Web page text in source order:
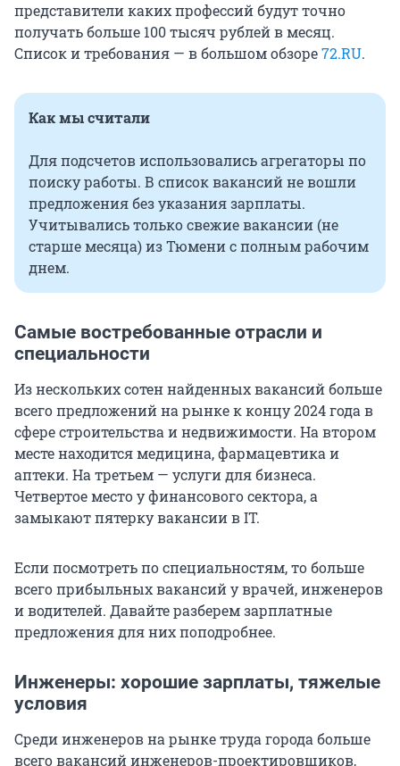
представители каких профессий будут точно
получать больше 100 тысяч рублей в месяц.
Список и требования — в большом обзоре72.RU.
Как мы считали
Для подсчетов использовались агрегаторы по
поиску работы. В список вакансий не вошли
предложения без указания зарплаты.
Учитывались только свежие вакансии (не
старше месяца) из Тюмени с полным рабочим
днем.
Самые востребованные отрасли и
специальности
Из нескольких сотен найденных вакансий больше
всего предложений на рынке к концу 2024 года в
сфере строительства и недвижимости. На втором
месте находится медицина, фармацевтика и
аптеки. На третьем — услуги для бизнеса.
Четвертое место у финансового сектора, а
замыкают пятерку вакансии в IT.
Если посмотреть по специальностям, то больше
всего прибыльных вакансий у врачей, инженеров
и водителей. Давайте разберем зарплатные
предложения для них поподробнее.
Инженеры: хорошие зарплаты, тяжелые
условия
Среди инженеров на рынке труда города больше
всего вакансий инженеров-проектировщиков,